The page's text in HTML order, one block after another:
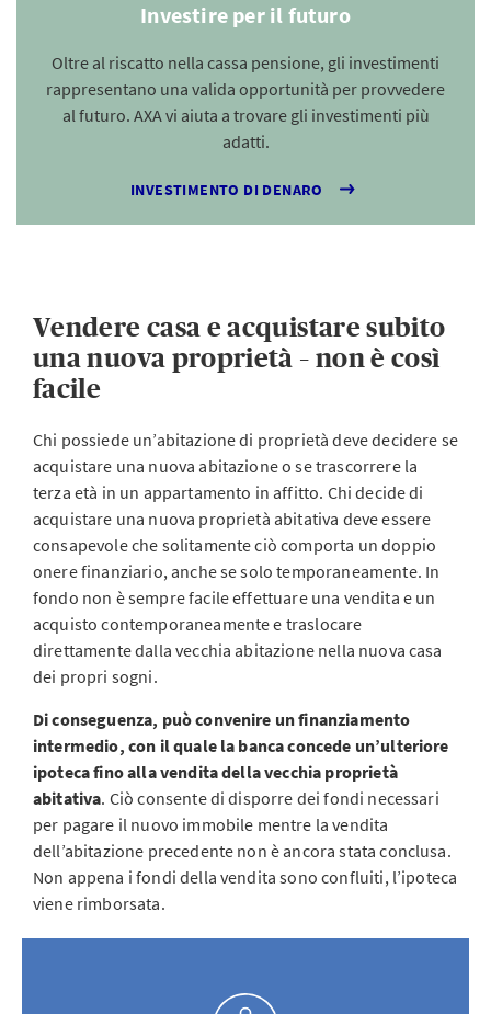
Investire per il futuro
Oltre al riscatto nella cassa pensione, gli investimenti
rappresentano una valida opportunità per provvedere
al futuro. AXA vi aiuta a trovare gli investimenti più
adatti.
INVESTIMENTO DI DENARO
Vendere casa e acquistare subito
una nuova proprietà – non è così
facile
Chi possiede un’abitazione di proprietà deve decidere se
acquistare una nuova abitazione o se trascorrere la
terza età in un appartamento in affitto. Chi decide di
acquistare una nuova proprietà abitativa deve essere
consapevole che solitamente ciò comporta un doppio
onere finanziario, anche se solo temporaneamente. In
fondo non è sempre facile effettuare una vendita e un
acquisto contemporaneamente e traslocare
direttamente dalla vecchia abitazione nella nuova casa
dei propri sogni.
Di conseguenza, può convenire un finanziamento
intermedio, con il quale la banca concede un’ulteriore
ipoteca fino alla vendita della vecchia proprietà
abitativa. Ciò consente di disporre dei fondi necessari
per pagare il nuovo immobile mentre la vendita
dell’abitazione precedente non è ancora stata conclusa.
Non appena i fondi della vendita sono confluiti, l’ipoteca
viene rimborsata.